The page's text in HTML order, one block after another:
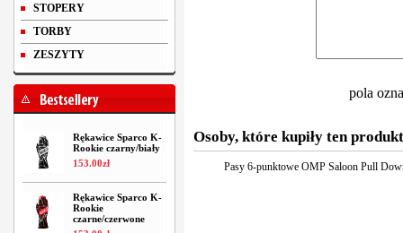
STOPERY
TORBY
ZESZYTY
Rękawice Sparco K-
Rookie czarny/biały
153.00zł
Rękawice Sparco K-
Rookie
czarne/czerwone
pola
Osoby, które kupiły ten
Pasy 6-punktowe OMP Saloon Pull